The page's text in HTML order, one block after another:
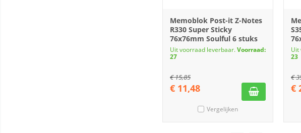
Memoblok Post-it Z-Notes
R330 Super Sticky
76x76mm Soulful 6 stuks
Uit voorraad leverbaar.Voorraad:
27
€15,85
€ 11,48
Vergelijken
Uit
23
€
€